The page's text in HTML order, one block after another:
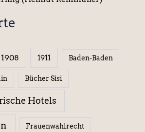
1908 1911 Baden-Baden
Bücher Sisi
Hotels
Frauenwahlrecht